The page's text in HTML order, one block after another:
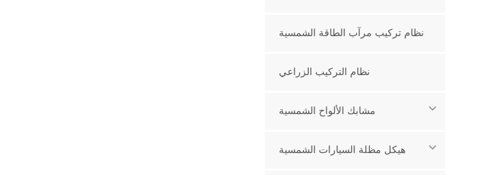
نظام تركيب مرآب الطاقة الشمسية
نظام التركيب الزراعي
مشابك الألواح الشمسية
هيكل مظلة السيارات الشمسية